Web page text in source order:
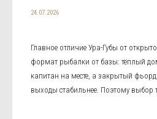
24.07.2026
Главное отличие Ура-Губы от
формат рыбалки от базы: тёплый
капитан на месте, а закрытый фьорд
выходы стабильнее. Поэтому выбор